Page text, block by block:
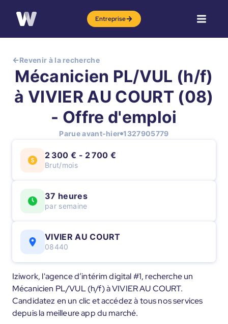
Entreprise
Revenir à la recherche
Mécanicien PL/VUL (h/f)
à VIVIER AU COURT (08)
- Offre d'emploi
Parue avant-hier 1327905779
2 300 € - 2 700 €
Brut/mois
37 heures
par semaine
VIVIER AU COURT
08440
Iziwork, l'agence d’intérim digital #1, recherche un
Mécanicien PL/VUL (h/f) à VIVIER AU COURT.
Candidatez en un clic et accédez à tous nos services
depuis la meilleure app du marché.